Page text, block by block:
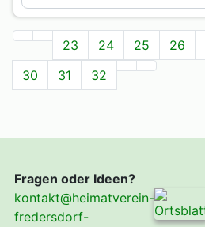
23 24 25 26
30
31 32
Fragen oder Ideen?
kontakt@heimatverein-
fredersdorf-